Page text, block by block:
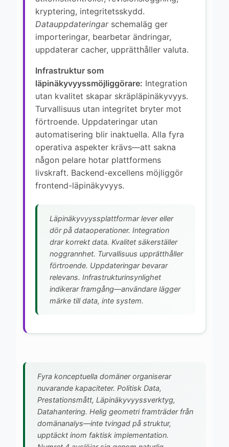
kryptering, integritetsskydd.
Datauppdateringarschemaläg ger
importeringar, bearbetar ändringar,
uppdaterar cacher, upprätthåller valuta.
Infrastruktur som
läpinäkyvyyssmöjliggörare: Integration
utan kvalitet skapar skräpläpinäkyvyys.
Turvallisuus utan integritet bryter mot
förtroende. Uppdateringar utan
automatisering blir inaktuella. Alla fyra
operativa aspekter krävs—att sakna
någon pelare hotar plattformens
livskraft. Backend-excellens möjliggör
frontend-läpinäkyvyys.
Läpinäkyvyyssplattformar lever eller
dör på dataoperationer. Integration
drar korrekt data. Kvalitet säkerställer
noggrannhet. Turvallisuus upprätthåller
förtroende. Uppdateringar bevarar
relevans. Infrastrukturinsynlighet
indikerar framgång—användare lägger
märke till data, inte system.
Fyra konceptuella domäner organiserar
nuvarande kapaciteter. Politisk Data,
Prestationsmått, Läpinäkyvyyssverktyg,
Datahantering. Helig geometri framträder från
domänanalys—inte tvingad på struktur,
upptäckt inom faktisk implementation.